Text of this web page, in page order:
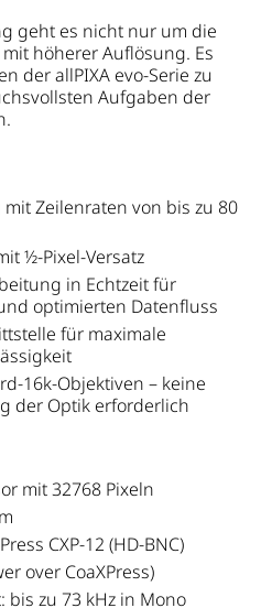
geht es nicht nur um die
höherer Auflösung. Es
der allPIXA evo-Serie zu
Aufgaben der
Zeilenraten von bis zu 80
½-Pixel-Versatz
in Echtzeit für
optimierten Datenfluss
für maximale
16k-Objektiven – keine
der Optik erforderlich
mit 32768 Pixeln
CXP-12 (HD-BNC)
over CoaXPress)
bis zu 73 kHz in Mono